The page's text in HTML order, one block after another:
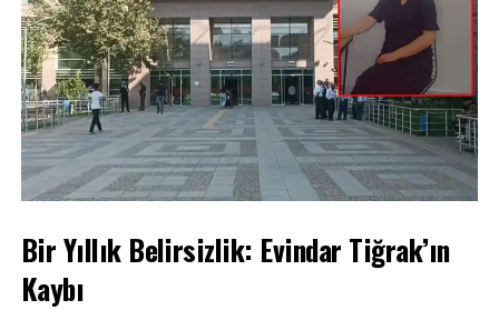
Bir Yıllık Belirsizlik: Evindar Tiğrak’ın
Kaybı